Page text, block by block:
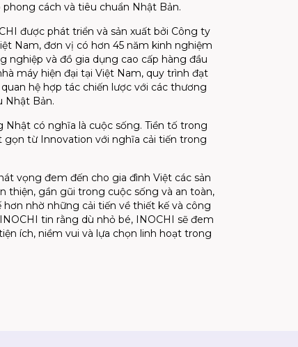
phong cách và tiêu chuẩn Nhật Bản.
được phát triển và sản xuất bởi Công ty
Nam, đơn vị có hơn 45 năm kinh nghiệm
nghiệp và đồ gia dụng cao cấp hàng đầu
máy hiện đại tại Việt Nam, quy trình đạt
hệ hợp tác chiến lược với các thương
Nhật Bản.
Nhật có nghĩa là cuộc sống. Tiền tố trong
từ Innovation với nghĩa cải tiến trong
vọng đem đến cho gia đình Việt các sản
thiện, gần gũi trong cuộc sống và an toàn,
nhờ những cải tiến về thiết kế và công
tin rằng dù nhỏ bé, INOCHI sẽ đem
ích, niềm vui và lựa chọn linh hoạt trong